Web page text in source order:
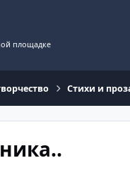
площадке
Стихи и